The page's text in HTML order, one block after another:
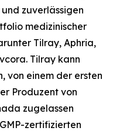
zuverlässigen
medizinischer
Tilray, Aphria,
Tilray kann
von einem der ersten
Produzent von
zugelassen
zertifizierten